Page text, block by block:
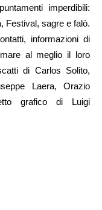
imperdibili:
Festival, sagre e falò.
informazioni di
al meglio il loro
di Carlos Solito,
Laera, Orazio
grafico di Luigi